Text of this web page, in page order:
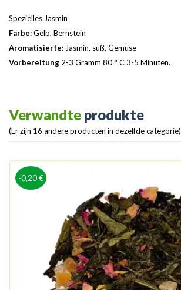
Spezielles Jasmin
Farbe:Gelb, Bernstein
Aromatisierte: Jasmin, süß, Gemüse
Vorbereitung 2-3 Gramm 80 ° C 3-5 Minuten.
Verwandte produkte
(Er zijn 16 andere producten in dezelfde categorie)
-0,20 €